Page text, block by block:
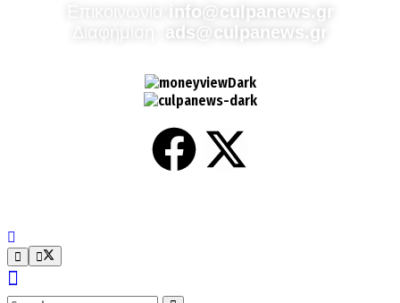
info@culpanews.gr
Διαφήμιση:
ads@culpanews.gr